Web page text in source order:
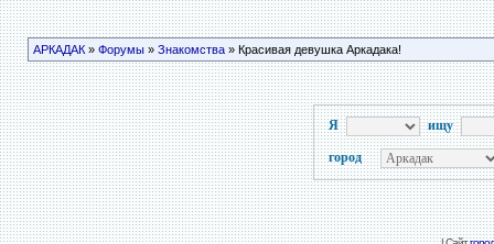
АРКАДАК» Форумы» Знакомства» Красивая девушка Аркадака!
Я ищу
город